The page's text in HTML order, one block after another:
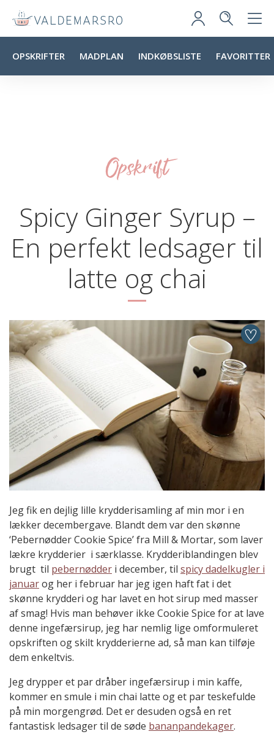
OPSKRIFTER MADPLAN INDKØBSLISTE FAVORITTER
Opskrift
Spicy Ginger Syrup –
En perfekt ledsager til
latte og chai
Jeg fik en dejlig lille krydderisamling af min mor i en
lækker decembergave. Blandt dem var den skønne
‘Pebernødder Cookie Spice’ fra Mill & Mortar, som laver
lækre krydderier i særklasse. Krydderiblandingen blev
brugt til pebernødder i december, til spicy dadelkugler i
januarog her i februar har jeg igen haft fat i det
skønne krydderi og har lavet en hot sirup med masser
af smag! Hvis man behøver ikke Cookie Spice for at lave
denne ingefærsirup, jeg har nemlig lige omformuleret
opskriften og skilt krydderierne ad, så man kan tilføje
dem enkeltvis.
Jeg drypper et par dråber ingefærsirup i min kaffe,
kommer en smule i min chai latte og et par teskefulde
på min morgengrød. Det er desuden også en ret
fantastisk ledsager til de søde bananpandekager.